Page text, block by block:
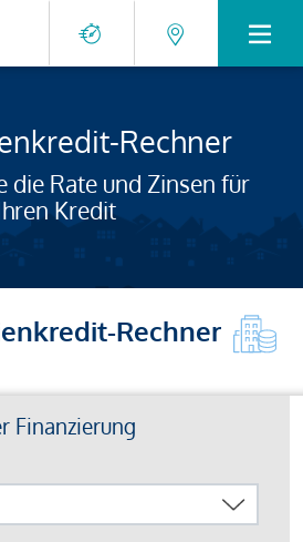
Rechner
die Rate und Zinsen für
Kredit
Rechner